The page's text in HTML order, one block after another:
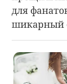
для
шикарный